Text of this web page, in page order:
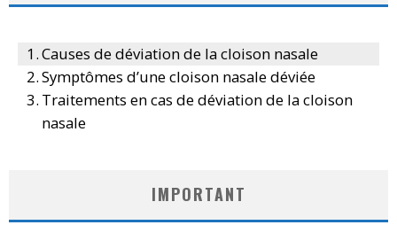
Causes de déviation de la cloison nasale
Symptômes d’une cloison nasale déviée
Traitements en cas de déviation de la cloison
nasale
IMPORTANT